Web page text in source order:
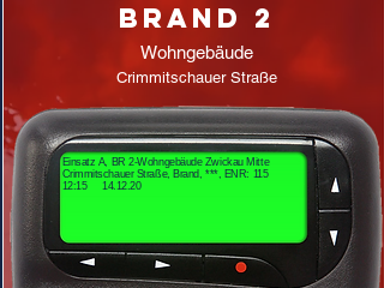
Brand 2
Wohngebäude
Crimmitschauer Straße
Einsatz A, BR 2-Wohngebäude Zwickau Mitte
Crimmitschauer Straße, Brand, ***, ENR: 115
12:15 14.12.20